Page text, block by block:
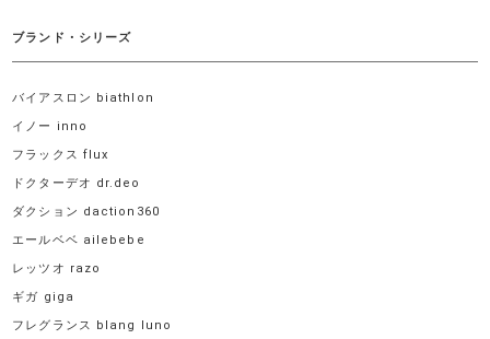
ブランド・シリーズ
バイアスロン biathlon
イノー inno
フラックス flux
ドクターデオ dr.deo
ダクション daction360
エールベベ ailebebe
レッツオ razo
ギガ giga
フレグランス blang luno